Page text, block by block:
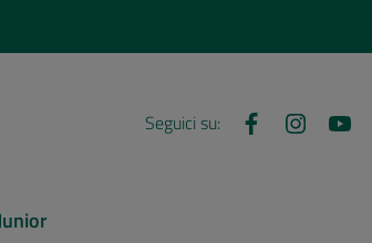
Seguici su: FacebookInstagram